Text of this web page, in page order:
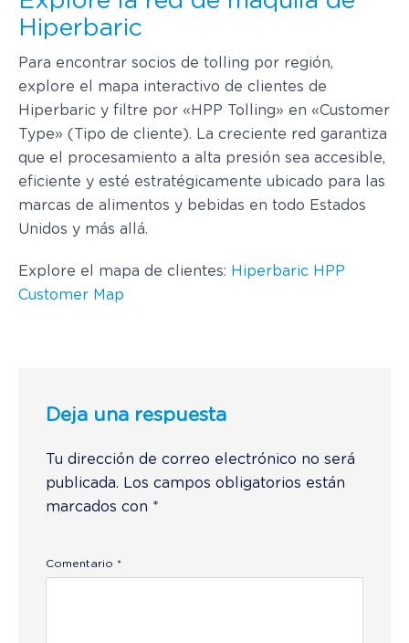
Hiperbaric
Para encontrar socios de tolling por región,
explore el mapa interactivo de clientes de
Hiperbaric y filtre por «HPP Tolling» en «Customer
Type» (Tipo de cliente). La creciente red garantiza
que el procesamiento a alta presión sea accesible,
eficiente y esté estratégicamente ubicado para las
marcas de alimentos y bebidas en todo Estados
Unidos y más allá.
Explore el mapa de clientes: Hiperbaric HPP
Customer Map
Deja una respuesta
Tu dirección de correo electrónico no será
publicada. Los campos obligatorios están
marcados con *
Comentario *